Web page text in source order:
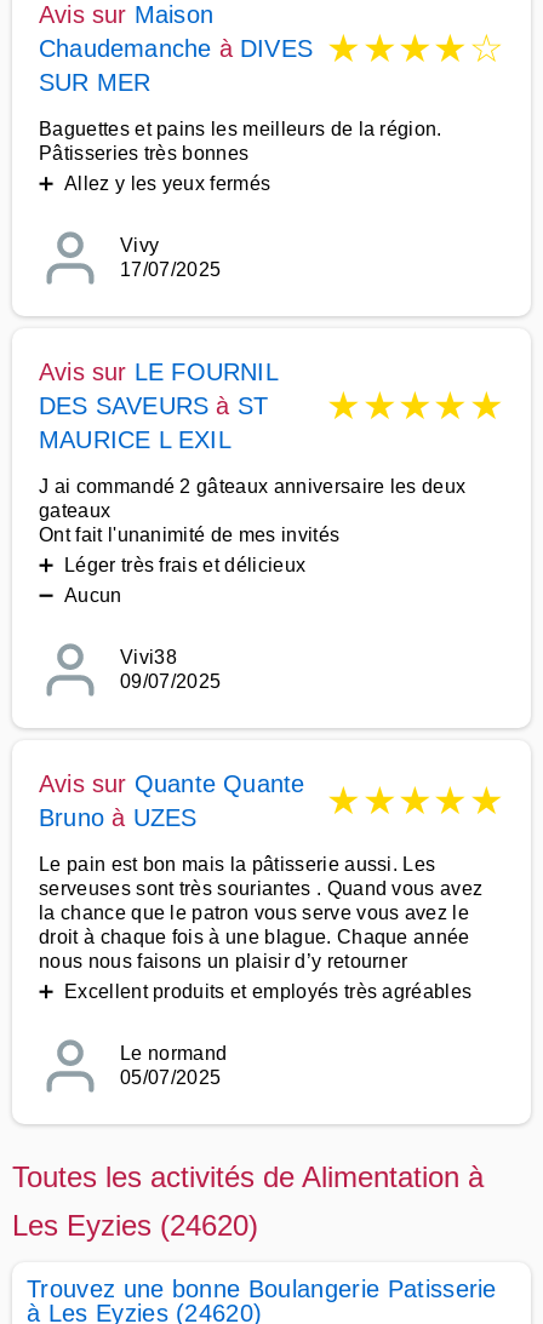
Avis sur Maison
Chaudemanche à DIVES
SUR MER
★★★★☆
Baguettes et pains les meilleurs de la région.
Pâtisseries très bonnes
➕ Allez y les yeux fermés
Vivy
17/07/2025
Avis sur LE FOURNIL
DES SAVEURS à ST
MAURICE L EXIL
★★★★★
J ai commandé 2 gâteaux anniversaire les deux
gateaux
Ont fait l'unanimité de mes invités
➕ Léger très frais et délicieux
➖ Aucun
Vivi38
09/07/2025
Avis sur Quante Quante
Bruno à UZES ★★★★★
Le pain est bon mais la pâtisserie aussi. Les
serveuses sont très souriantes . Quand vous avez
la chance que le patron vous serve vous avez le
droit à chaque fois à une blague. Chaque année
nous nous faisons un plaisir d’y retourner
➕ Excellent produits et employés très agréables
Le normand
05/07/2025
Toutes les activités de Alimentation à
Les Eyzies (24620)
Trouvez une bonne Boulangerie Patisserie
à Les Eyzies (24620)